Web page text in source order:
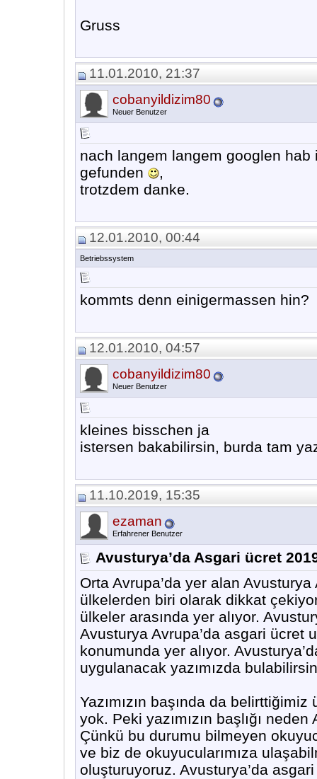
Gruss
11.01.2010, 21:37
cobanyildizim80
Neuer Benutzer
nach langem langem googlen
gefunden
,
trotzdem danke.
12.01.2010, 00:44
Betriebssystem
kommts denn einigermassen hin?
12.01.2010, 04:57
cobanyildizim80
Neuer Benutzer
kleines bisschen ja
istersen bakabilirsin, burda tam
11.10.2019, 15:35
ezaman
Erfahrener Benutzer
Avusturya’da Asgari ücret
Orta Avrupa’da yer alan Avusturya
ülkelerden biri olarak dikkat
ülkeler arasında yer alıyor.
Avusturya Avrupa’da asgari ücret
konumunda yer alıyor.
uygulanacak yazımızda
Yazımızın başında da
yok. Peki yazımızın başlığı
Çünkü bu durumu bilmeyen
ve biz de okuyucularımıza
oluşturuyoruz. Avusturya’da